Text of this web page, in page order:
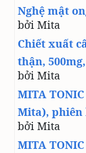
Nghệ mật
bởi Mita
Chiết xuất
thận,
bởi Mita
MITA
Mita), phiên
bởi Mita
MITA